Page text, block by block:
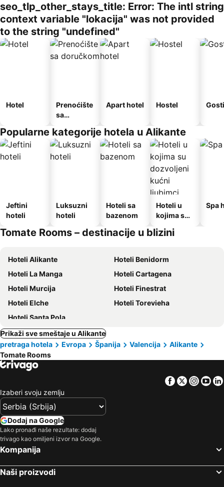
seo_tlp_other_stays_title: Error: The intl string
context variable "lokacija" was not provided
to the string "undefined"
Hotel
Prenoćište
sa
Apart hotel Hostel
Popularne kategorije hotela u Alikante
Jeftini
hoteli
Luksuzni
hoteli
Hoteli sa
bazenom
Hoteli u
kojima su
kućni
Spa
Tomate Rooms – destinacije u blizini
Hoteli Alikante
Hoteli Benidorm
Hoteli La Manga
Hoteli Cartagena
Hoteli Murcija
Hoteli Finestrat
Hoteli Elche
Hoteli Torevieha
Hoteli Santa Pola
Prikaži sve smeštaje u Alikante
pretraga hotela
Evropa Španija Valencija
Alikante
Tomate Rooms
Facebook
Twitter
Izaberi svoju zemlju
Dodaj na Google
Lako pronađi naše rezultate: dodaj
trivago kao omiljeni izvor na Google.
Kompanija
Naši proizvodi